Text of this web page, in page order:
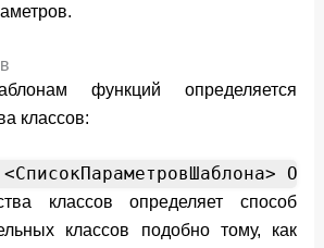
функций определяется
классов:
классов определяет способ
классов подобно тому, как